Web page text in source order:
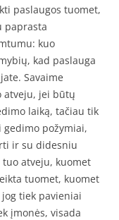
paslaugos tuomet,
paprasta
kuo
kad paslauga
Savaime
atveju, jei būtų
laiką, tačiau tik
požymiai,
ir su didesniu
atveju, kuomet
tuomet, kuomet
tiek pavieniai
įmonės, visada